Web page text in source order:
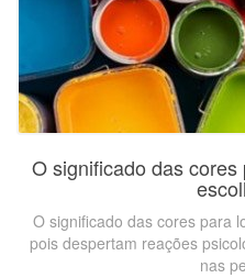
O significado das
O significado das cores para
pois despertam reações
nas